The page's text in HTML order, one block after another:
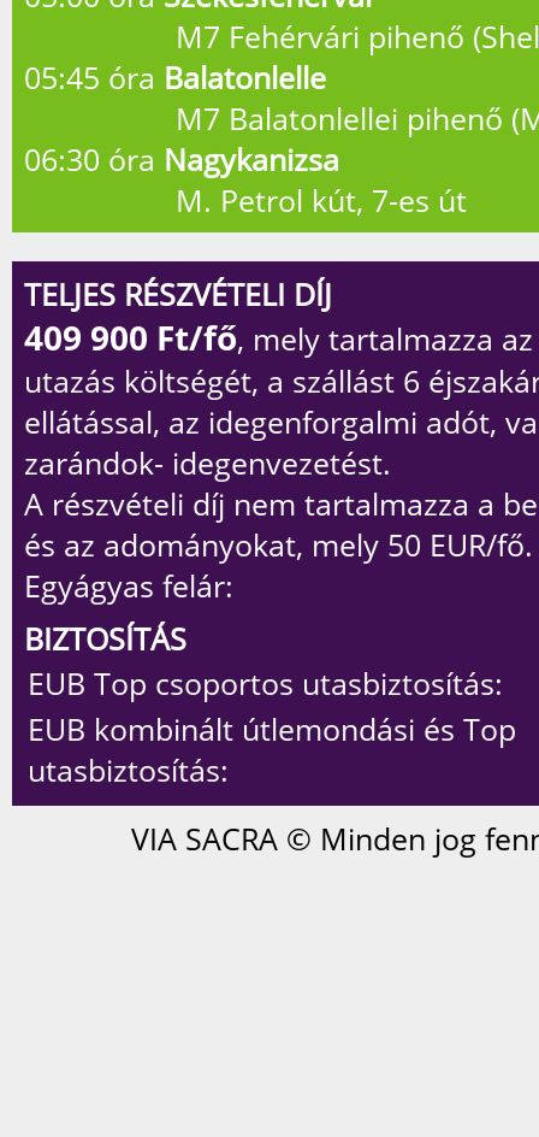
M7 Fehérvári pihenő
05:45 óra Balatonlelle
M7 Balatonlellei pihenő
06:30 óra Nagykanizsa
M. Petrol kút, 7-es út
TELJES RÉSZVÉTELI DÍJ
409 900 Ft/fő, mely tartalmazza
utazás költségét, a szállást 6
ellátással, az idegenforgalmi adót,
zarándok- idegenvezetést.
A részvételi díj nem tartalmazza a
és az adományokat, mely 50 EUR/fő.
Egyágyas felár:
BIZTOSÍTÁS
EUB Top csoportos utasbiztosítás:
EUB kombinált útlemondási és Top
utasbiztosítás:
VIA SACRA © Minden jog